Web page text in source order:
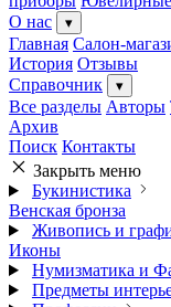
О нас
▾
Главная Салон-
История Отзывы
Справочник
▾
Все разделы Авторы
Архив
Поиск Контакты
Закрыть меню
Букинистика
Венская бронза
Живопись и
Иконы
Нумизматика и
Предметы